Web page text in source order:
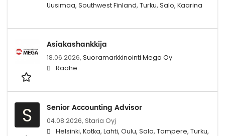
Uusimaa, Southwest Finland, Turku, Salo, Kaarina
Asiakashankkija
18.06.2026, Suoramarkkinointi Mega Oy
Raahe
S Senior Accounting Advisor
04.08.2026, Staria Oyj
Helsinki, Kotka, Lahti, Oulu, Salo, Tampere, Turku,